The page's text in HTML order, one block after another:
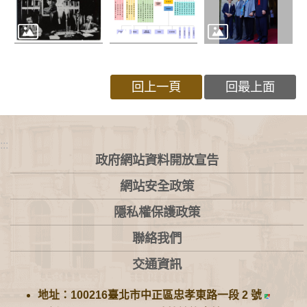
回上一頁 回最上面
:::
政府網站資料開放宣告
網站安全政策
隱私權保護政策
聯絡我們
交通資訊
地址：100216臺北市中正區忠孝東路一段 2 號